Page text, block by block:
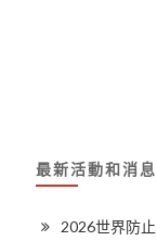
最新活動和消息
2026世界防